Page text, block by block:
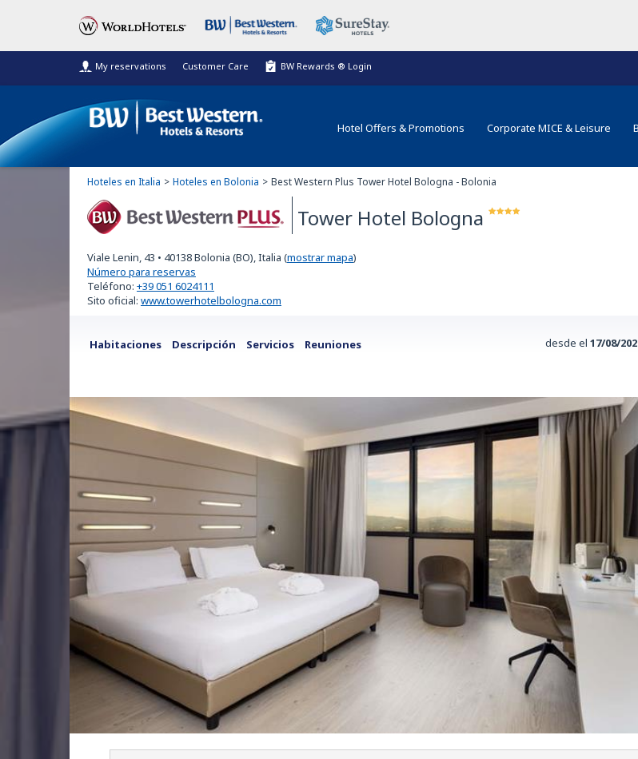
My reservations Customer Care BW Rewards ® Login
Hotel Offers & Promotions Corporate MICE & Leisure
Hoteles en Italia Hoteles en Bolonia Best Western Plus Tower Hotel Bologna - Bolonia
Best Western Plus
Tower Hotel Bologna
Viale Lenin, 43 • 40138Bolonia (BO), Italia (mostrar mapa)
Número para reservas
Teléfono: +39 051 6024111
Sito oficial: www.towerhotelbologna.com
Habitaciones Descripción Servicios Reuniones desde el 17/08/